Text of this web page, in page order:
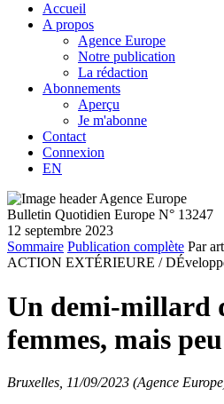
Accueil
A propos
Agence Europe
Notre publication
La rédaction
Abonnements
Aperçu
Je m'abonne
Contact
Connexion
EN
Bulletin Quotidien Europe N° 13247
12 septembre 2023
Sommaire Publication complète Par
ACTION EXTÉRIEURE /
Un demi-millard
femmes, mais
Bruxelles, 11/09/2023 (Agence